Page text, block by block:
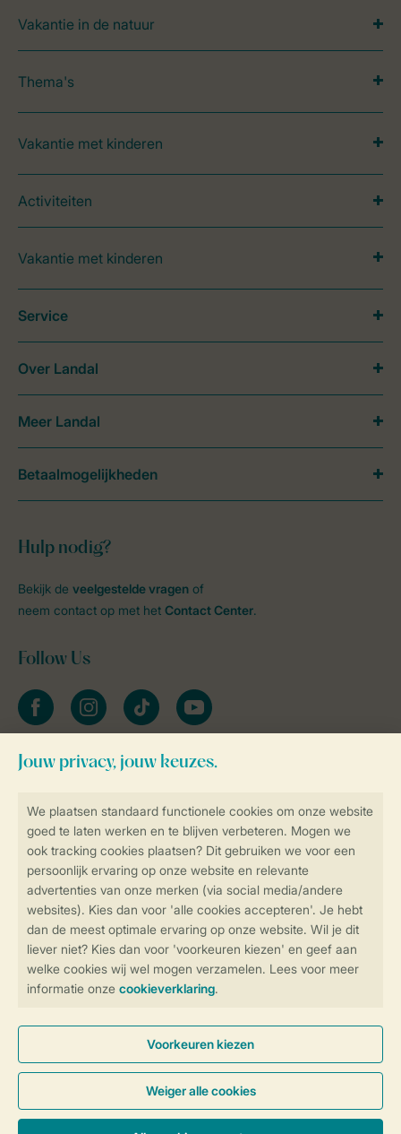
Controle over jouw gegevens &
Instellingen wijzigen
Veilig en snel online boeken
Veilige gegevensoverdracht
Veilige betaling
Vakantie in de natuur
Thema's
Vakantie met kinderen
Activiteiten
Vakantie met kinderen
Hulp nodig?
Bekijk de veelgestelde vragen of
neem contact op met het Contact Center.
Follow Us
facebookinstagramtiktok youtube
Blijf op de hoogte
Service
Over Landal
Meer Landal
Betaalmogelijkheden
Algemene Voorwaarden Privacy Notice Cookies en banners